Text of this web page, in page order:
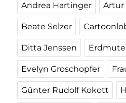
Andrea Hartinger Artur
Beate Selzer
Ditta Jenssen Erdmute
Evelyn Groschopfer
Günter Rudolf Kokott